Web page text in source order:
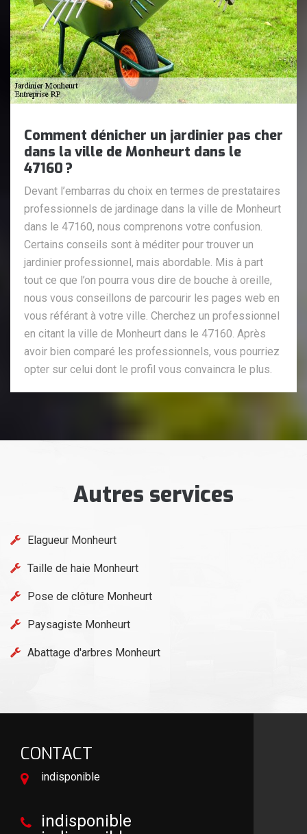
Comment dénicher un jardinier pas cher
dans la ville de Monheurt dans le
47160 ?
Devant l’embarras du choix en termes de prestataires
professionnels de jardinage dans la ville de Monheurt
dans le 47160, nous comprenons votre confusion.
Certains conseils sont à méditer pour trouver un
jardinier professionnel, mais abordable. Mis à part
tout ce que l’on pourra vous dire de bouche à oreille,
nous vous conseillons de parcourir les pages web en
vous référant à votre ville. Cherchez un professionnel
en citant la ville de Monheurt dans le 47160. Après
avoir bien comparé les professionnels, vous pourriez
opter sur celui dont le profil vous convaincra le plus.
Autres services
Elagueur Monheurt
Taille de haie Monheurt
Pose de clôture Monheurt
Paysagiste Monheurt
Abattage d'arbres Monheurt
CONTACT
indisponible
indisponible